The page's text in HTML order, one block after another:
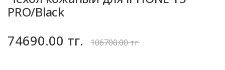
PRO/Black
74690.00 тг. 106700.00 тг.